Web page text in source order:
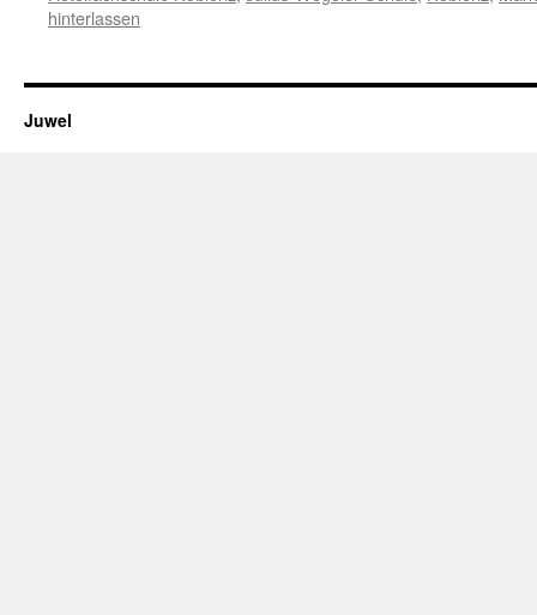
hinterlassen
Juwel